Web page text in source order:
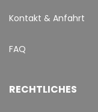
Kontakt & Anfahrt
FAQ
RECHTLICHES